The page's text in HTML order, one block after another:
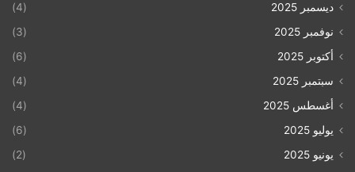
ديسمبر 2025
(4)
نوفمبر 2025
(3)
أكتوبر 2025
(6)
سبتمبر 2025
(4)
أغسطس 2025
(4)
يوليو 2025
(6)
يونيو 2025
(2)